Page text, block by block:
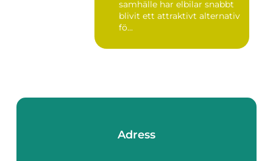
samhälle har elbilar snabbt
blivit ett attraktivt alternativ
fö...
Adress